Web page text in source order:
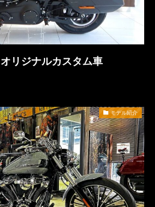
リジナルカスタム車
モデル紹介